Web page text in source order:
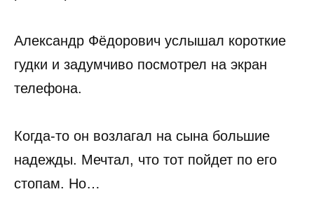
Александр Фёдорович услышал короткие
гудки и задумчиво посмотрел на экран
телефона.
Когда-то он возлагал на сына большие
надежды. Мечтал, что тот пойдет по его
стопам. Но…